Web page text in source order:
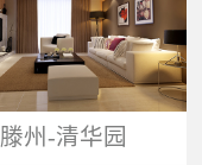
滕州-清华园